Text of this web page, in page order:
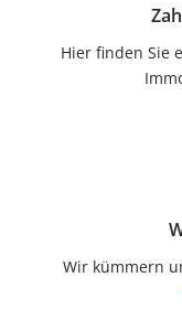
Hier finden Sie
Wir kümmern